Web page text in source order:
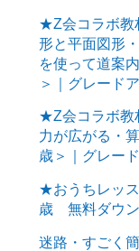
★Z会コラボ教
形と平面図形
を使って道案
＞｜グレード
★Z会コラボ教
力が広がる・
歳＞｜グレー
★おうちレッ
歳 無料ダウ
迷路・すごく